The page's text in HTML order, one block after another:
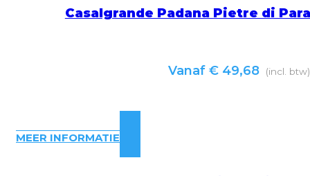
Casalgrande Padana Pietre di
Vanaf€ 49,68 (incl. btw)
MEER INFORMATIE